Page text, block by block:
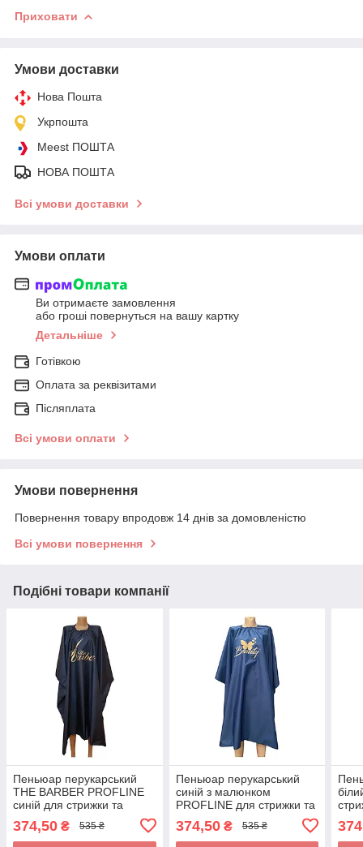
Приховати
Умови доставки
Нова Пошта
Укрпошта
Meest ПОШТА
НОВА ПОШТА
Всі умови доставки
Умови оплати
Ви отримаєте замовлення
або гроші повернуться на вашу картку
Детальніше
Готівкою
Оплата за реквізитами
Післяплата
Всі умови оплати
Умови повернення
Повернення товару впродовж 14 днів за домовленістю
Всі умови повернення
Подібні товари компанії
Пеньюар перукарський
THE BARBER PROFLINE
синій для стрижки та
плащової тканини
145×145 см. Арт ПБС145
374,50 ₴ 535 ₴
Пеньюар перукарський
синій з малюнком
PROFLINE для стрижки та
плащової тканини
145×145 см. Арт БС1450
374,50₴ 535 ₴